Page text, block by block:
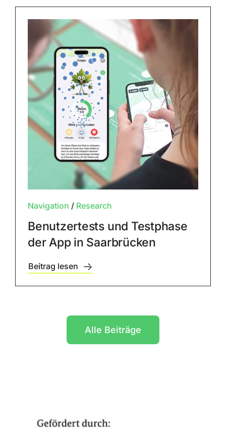
Navigation / Research
Benutzertests und Testphase
der App in Saarbrücken
Beitrag lesen
Alle Beiträge